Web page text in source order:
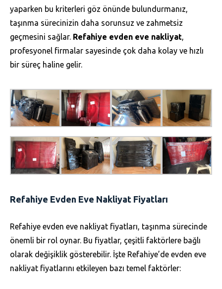
yaparken bu kriterleri göz önünde bulundurmanız,
taşınma sürecinizin daha sorunsuz ve zahmetsiz
geçmesini sağlar. Refahiye evden eve nakliyat,
profesyonel firmalar sayesinde çok daha kolay ve hızlı
bir süreç haline gelir.
Refahiye Evden Eve Nakliyat Fiyatları
Refahiye evden eve nakliyat fiyatları, taşınma sürecinde
önemli bir rol oynar. Bu fiyatlar, çeşitli faktörlere bağlı
olarak değişiklik gösterebilir. İşte Refahiye’de evden eve
nakliyat fiyatlarını etkileyen bazı temel faktörler: